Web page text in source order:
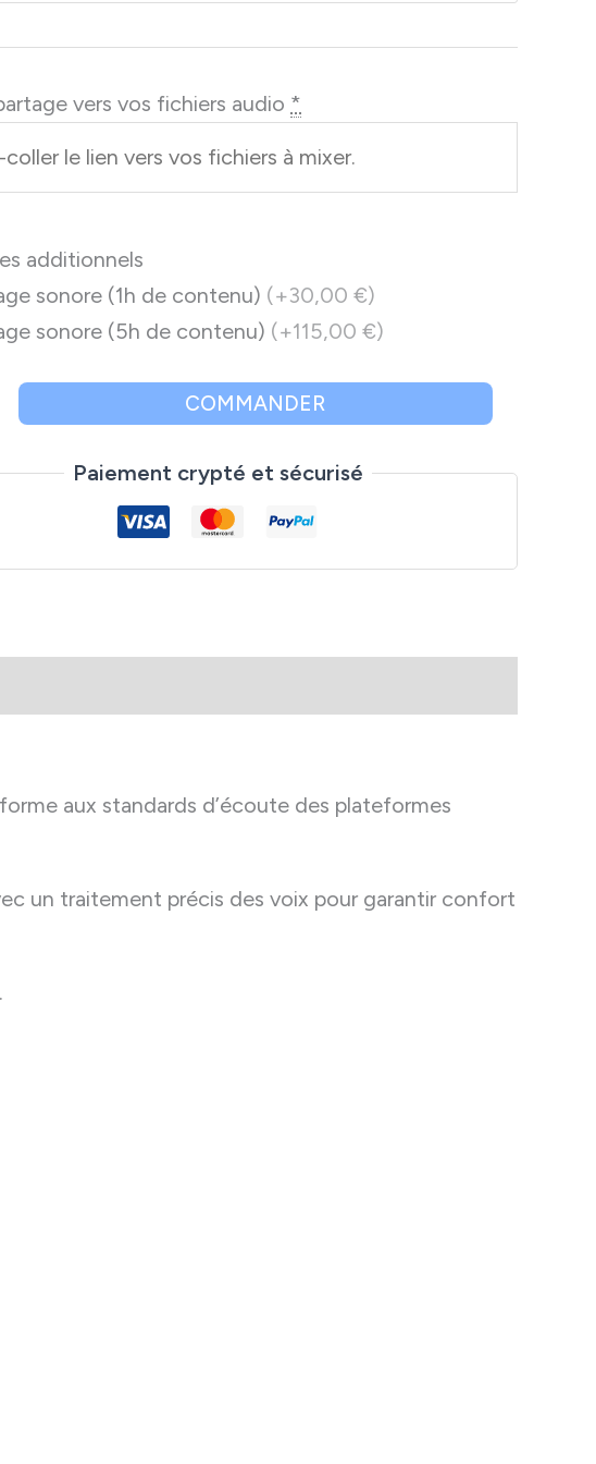
vers vos fichiers audio *
additionnels
sonore (1h de contenu) (+30,00 €)
sonore (5h de contenu) (+115,00 €)
COMMANDER
Paiement crypté et sécurisé
aux standards d’écoute des plateformes
un traitement précis des voix pour garantir confort